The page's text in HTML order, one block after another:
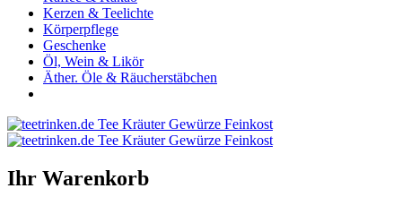
Kerzen & Teelichte
Körperpflege
Geschenke
Öl, Wein & Likör
Äther. Öle & Räucherstäbchen
Ihr Warenkorb